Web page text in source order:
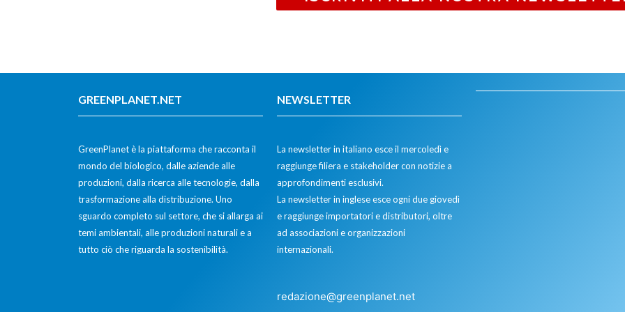
GREENPLANET.NET
GreenPlanet è la piattaforma che racconta il
mondo del biologico, dalle aziende alle
produzioni, dalla ricerca alle tecnologie, dalla
trasformazione alla distribuzione. Uno
sguardo completo sul settore, che si allarga ai
temi ambientali, alle produzioni naturali e a
tutto ciò che riguarda la sostenibilità.
NEWSLETTER
La newsletter in italiano esce il mercoledì e
raggiunge filiera e stakeholder con notizie a
approfondimenti esclusivi.
La newsletter in inglese esce ogni due giovedì
e raggiunge importatori e distributori, oltre
ad associazioni e organizzazioni
internazionali.
redazione@greenplanet.net